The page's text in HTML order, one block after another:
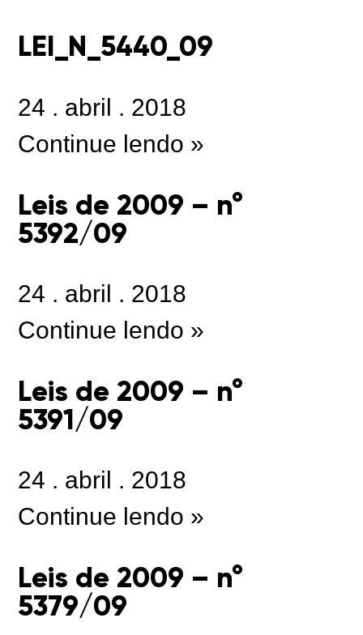
LEI_N_5440_09
24 . abril . 2018
Continue lendo »
Leis de 2009 – n°
5392/09
24 . abril . 2018
Continue lendo »
Leis de 2009 – n°
5391/09
24 . abril . 2018
Continue lendo »
Leis de 2009 – n°
5379/09